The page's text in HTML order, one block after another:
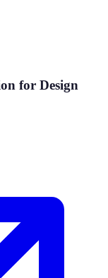
for Design